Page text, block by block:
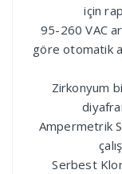
için
95-260 VAC
göre otomatik
Zirkonyum
Ampermetrik
Serbest